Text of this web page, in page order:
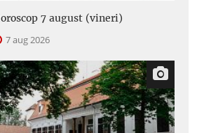
7 august (vineri)
7 aug 2026